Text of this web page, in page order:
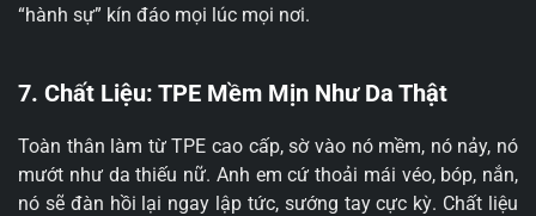
“hành sự” kín đáo mọi lúc mọi nơi.
7. Chất Liệu: TPE Mềm Mịn Như Da Thật
Toàn thân làm từ TPE cao cấp, sờ vào nó mềm, nó nảy, nó
mướt như da thiếu nữ. Anh em cứ thoải mái véo, bóp, nắn,
nó sẽ đàn hồi lại ngay lập tức, sướng tay cực kỳ. Chất liệu